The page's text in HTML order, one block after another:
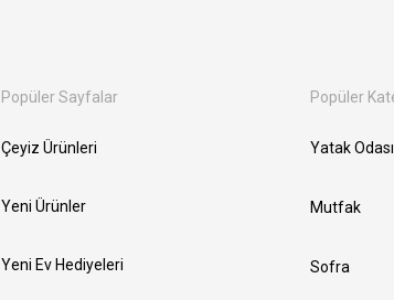
Popüler Sayfalar
Çeyiz Ürünleri
Yeni Ürünler
Yeni Ev Hediyeleri
Popüler
Yatak Odası
Mutfak
Sofra